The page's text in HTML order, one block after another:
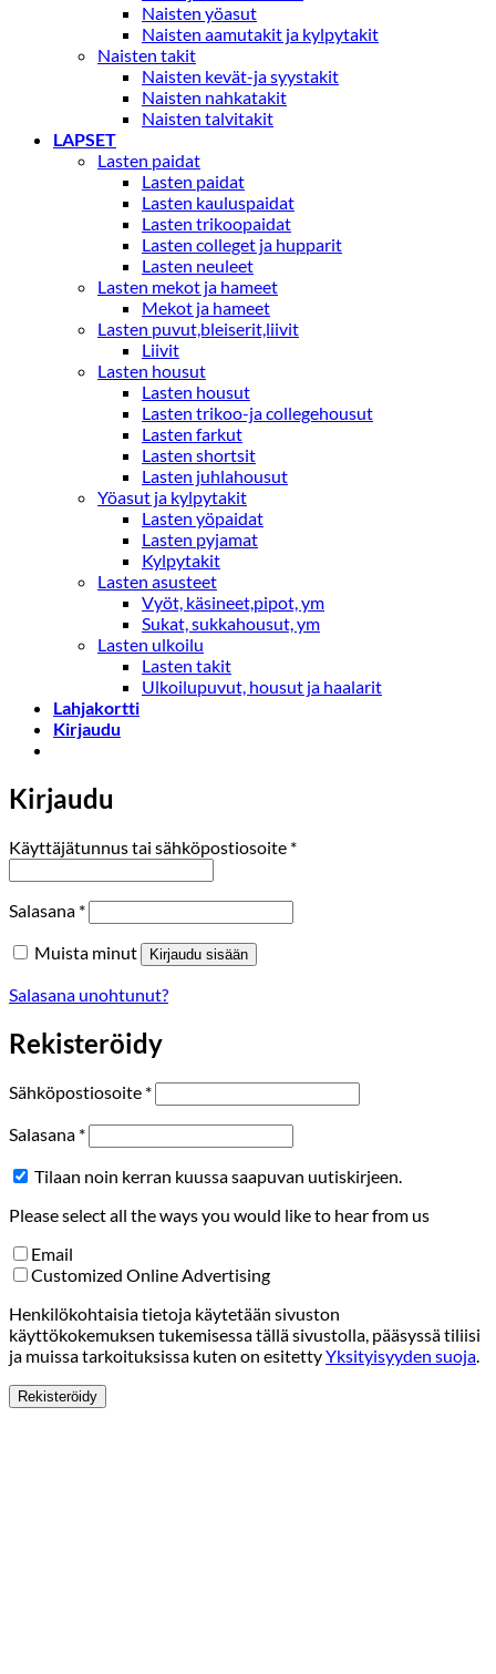
Naisten yöasut
Naisten aamutakit ja kylpytakit
Naisten takit
Naisten kevät-ja syystakit
Naisten nahkatakit
Naisten talvitakit
LAPSET
Lasten paidat
Lasten paidat
Lasten kauluspaidat
Lasten trikoopaidat
Lasten colleget ja hupparit
Lasten neuleet
Lasten mekot ja hameet
Mekot ja hameet
Lasten puvut,bleiserit,liivit
Liivit
Lasten housut
Lasten housut
Lasten trikoo-ja collegehousut
Lasten farkut
Lasten shortsit
Lasten juhlahousut
Yöasut ja kylpytakit
Lasten yöpaidat
Lasten pyjamat
Kylpytakit
Lasten asusteet
Vyöt, käsineet,pipot, ym
Sukat, sukkahousut, ym
Lasten ulkoilu
Lasten takit
Ulkoilupuvut, housut ja haalarit
Lahjakortti
Kirjaudu
Kirjaudu
Käyttäjätunnus tai sähköpostiosoite *Vaaditaan
Salasana *Vaaditaan
Muista minut Kirjaudu sisään
Salasana unohtunut?
Rekisteröidy
Sähköpostiosoite *Vaaditaan
Salasana *Vaaditaan
Tilaan noin kerran kuussa saapuvan uutiskirjeen.
Please select all the ways you would like to hear from us
Email
Customized Online Advertising
Henkilökohtaisia tietoja käytetään sivuston
käyttökokemuksen tukemisessa tällä sivustolla, pääsyssä tiliisi
ja muissa tarkoituksissa kuten on esitettyYksityisyyden suoja
Rekisteröidy